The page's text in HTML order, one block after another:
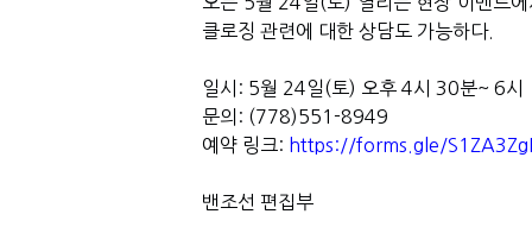
클로징 관련에 대한 상담도 가능하다.
일시: 5월 24일(토) 오후 4시 30분~ 6시
문의: (778)551-8949
예약 링크: https://forms.gle/
밴조선 편집부